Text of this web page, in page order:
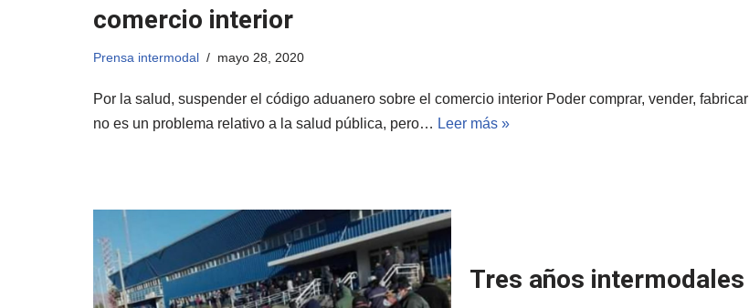
comercio interior
Prensa intermodal mayo 28, 2020
Por la salud, suspender el código aduanero sobre el comercio interior Poder comprar, vender, fabricar
no es un problema relativo a la salud pública, pero… Leer más »
Tres años intermodales